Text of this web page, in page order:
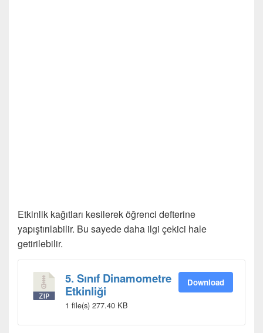
Etkinlik kağıtları kesilerek öğrenci defterine
yapıştırılabilir. Bu sayede daha ilgi çekici hale
getirilebilir.
5. Sınıf Dinamometre
Etkinliği
1 file(s) 277.40 KB
Download